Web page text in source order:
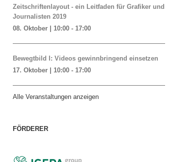
Zeitschriftenlayout - ein Leitfaden für Grafiker und
Journalisten 2019
08. Oktober | 10:00 -17:00
Bewegtbild I: Videos gewinnbringend einsetzen
17. Oktober | 10:00 -17:00
Alle Veranstaltungen anzeigen
FÖRDERER